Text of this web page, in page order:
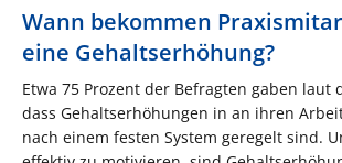
Wann bekommen
eine Gehaltserhöhung?
Etwa 75 Prozent der Befragten gaben laut
dass Gehaltserhöhungen in an ihren
nach einem festen System geregelt sind.